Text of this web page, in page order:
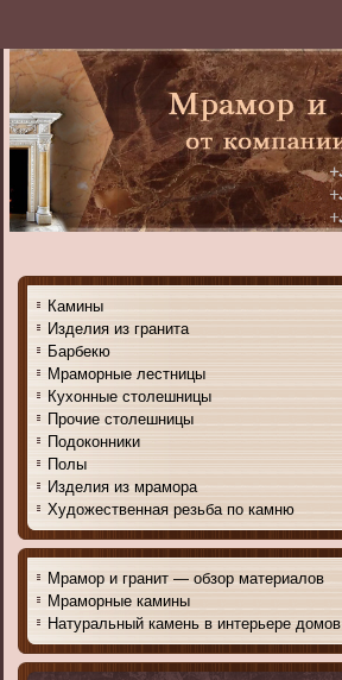
Камины
Изделия из гранита
Барбекю
Мраморные лестницы
Кухонные столешницы
Прочие столешницы
Подоконники
Полы
Изделия из мрамора
Художественная резьба по камню
Мрамор и гранит — обзор материалов
Мраморные камины
Натуральный камень в интерьере домов